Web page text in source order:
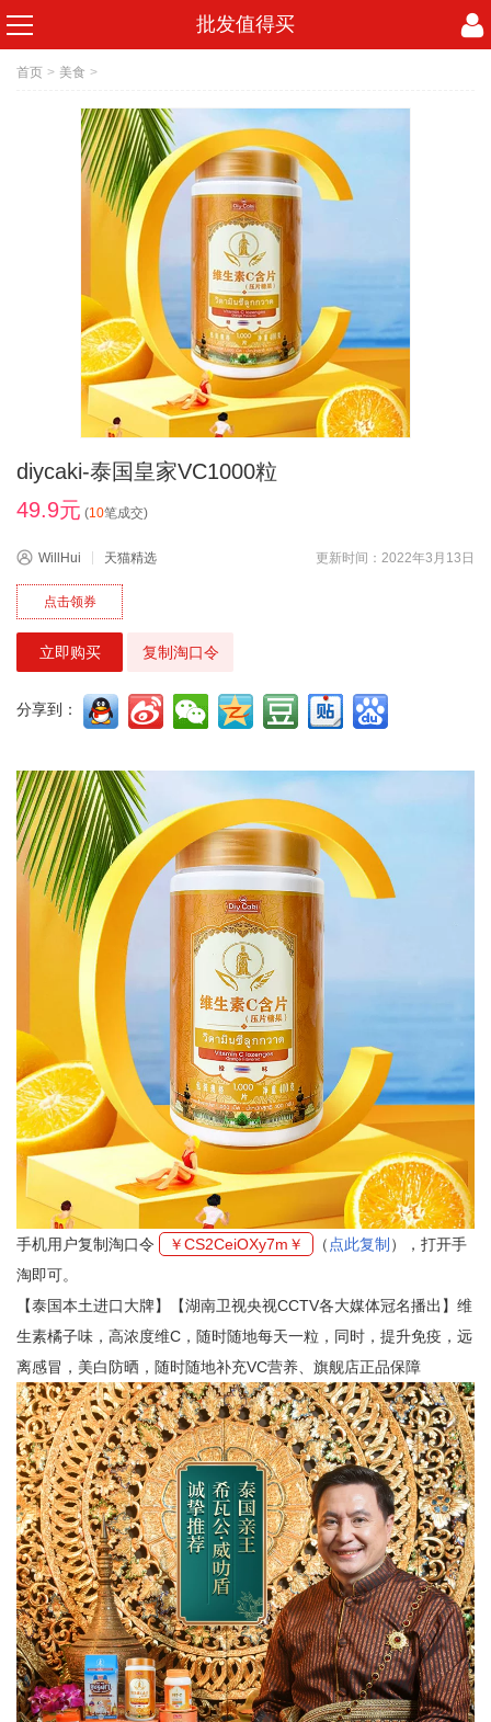
批发值得买
首页 > 美食 >
diycaki-泰国皇家VC1000粒
49.9元 (10笔成交)
WillHui 天猫精选 更新时间：2022年3月13日
点击领券
立即购买 复制淘口令
分享到：
手机用户复制淘口令 ￥CS2CeiOXy7m￥ （ 点此复制 ），打开手
淘即可。
【泰国本土进口大牌】【湖南卫视央视CCTV各大媒体冠名播出】维
生素橘子味，高浓度维C，随时随地每天一粒，同时，提升免疫，远
离感冒，美白防晒，随时随地补充VC营养、旗舰店正品保障